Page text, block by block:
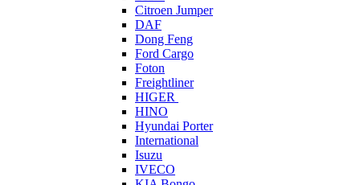
Citroen Jumper
DAF
Dong Feng
Ford Cargo
Foton
Freightliner
HIGER
HINO
Hyundai Porter
International
Isuzu
IVECO